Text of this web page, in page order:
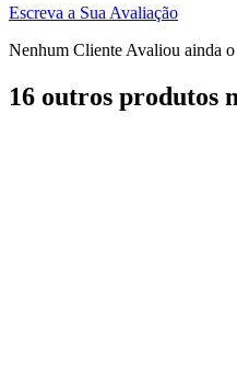
Escreva a Sua Avaliação
Nenhum Cliente Avaliou ainda
16 outros produtos